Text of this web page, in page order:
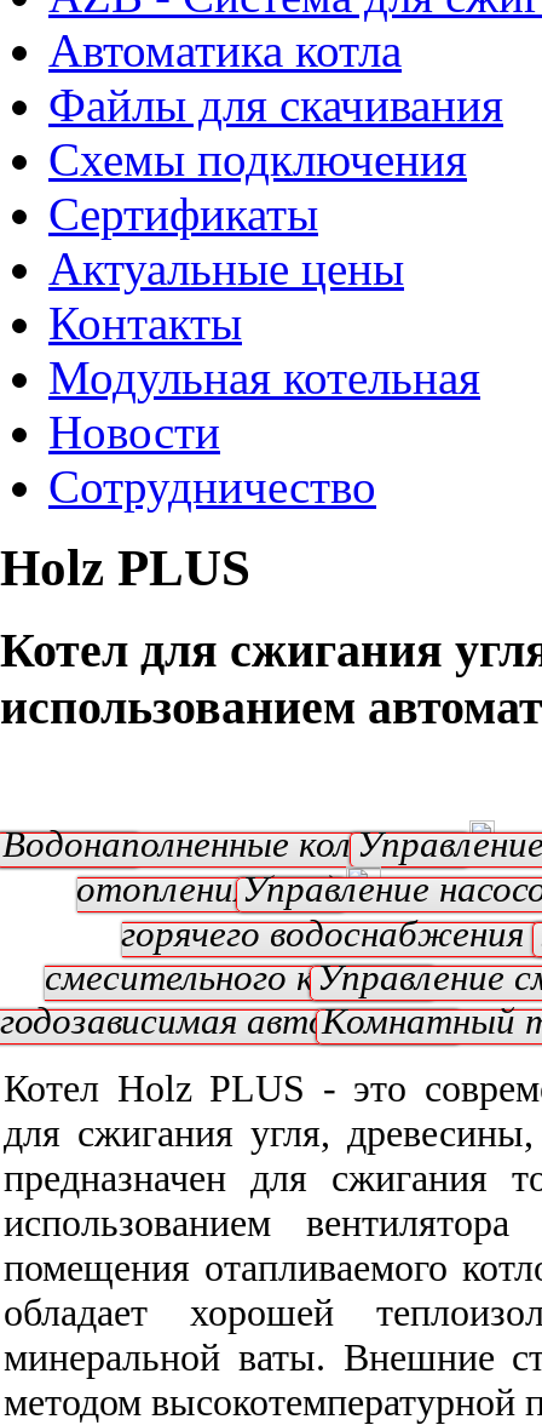
Автоматика котла
Файлы для скачивания
Схемы подключения
Сертификаты
Актуальные цены
Контакты
Модульная котельная
Новости
Сотрудничество
Holz PLUS
Котел для сжигания
использованием
Водонаполненные колосники
отопления (ЦО)Управление
горячего
смесительного клапана
Управление
автоматика
Комнатный
Котел Holz PLUS - это
для сжигания угля,
предназначен для сжигания
использованием
помещения отапливаемого
обладает хорошей
минеральной ваты. Внешние
методом высокотемпературной